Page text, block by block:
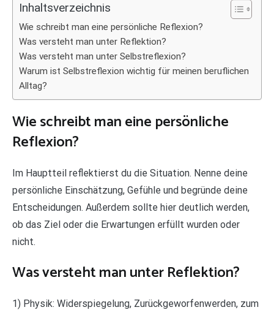
Inhaltsverzeichnis
Wie schreibt man eine persönliche Reflexion?
Was versteht man unter Reflektion?
Was versteht man unter Selbstreflexion?
Warum ist Selbstreflexion wichtig für meinen beruflichen
Alltag?
Wie schreibt man eine persönliche
Reflexion?
Im Hauptteil reflektierst du die Situation. Nenne deine
persönliche Einschätzung, Gefühle und begründe deine
Entscheidungen. Außerdem sollte hier deutlich werden,
ob das Ziel oder die Erwartungen erfüllt wurden oder
nicht.
Was versteht man unter Reflektion?
1) Physik: Widerspiegelung, Zurückgeworfenwerden, zum